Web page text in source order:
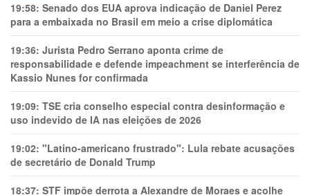
19:58: Senado dos EUA aprova indicação de Daniel Perez
para a embaixada no Brasil em meio a crise diplomática
19:36: Jurista Pedro Serrano aponta crime de
responsabilidade e defende impeachment se interferência de
Kassio Nunes for confirmada
19:09: TSE cria conselho especial contra desinformação e
uso indevido de IA nas eleições de 2026
19:02: "Latino-americano frustrado": Lula rebate acusações
de secretário de Donald Trump
18:37: STF impõe derrota a Alexandre de Moraes e acolhe